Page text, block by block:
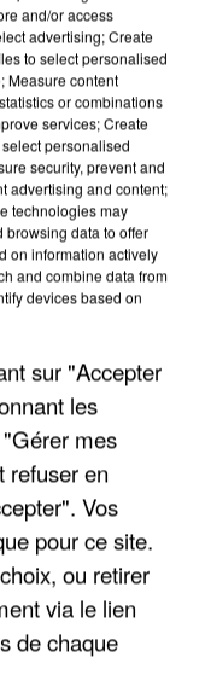
DÉROBÉES À
and/or access
advertising; Create
to select personalised
Measure content
or combinations
services; Create
personalised
security, prevent and
advertising and content;
technologies may
browsing data to offer
on information actively
and combine data from
devices based on
sur "Accepter
les
mes
refuser en
Vos
pour ce site.
ou retirer
via le lien
de chaque